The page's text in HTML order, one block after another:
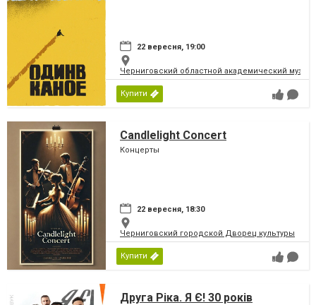
22 вересня, 19:00
Черниговский областной академический
Купити
Candlelight Concert
Концерты
22 вересня, 18:30
Черниговский городской Дворец культуры
Купити
Друга Ріка. Я Є! 30 років